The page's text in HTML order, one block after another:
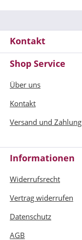
Kontakt
Shop Service
Über uns
Kontakt
Versand und Zahlung
Informationen
Widerrufsrecht
Vertrag widerrufen
Datenschutz
AGB